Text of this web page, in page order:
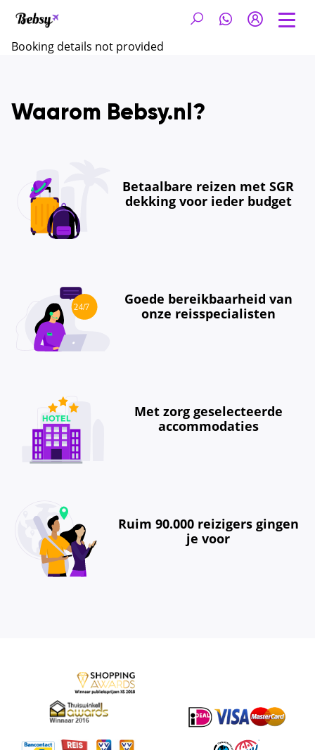
Booking details not provided
Waarom Bebsy.nl?
Betaalbare reizen met SGR
dekking voor ieder budget
Goede bereikbaarheid van
onze reisspecialisten
Met zorg geselecteerde
accommodaties
Ruim 90.000 reizigers gingen
je voor